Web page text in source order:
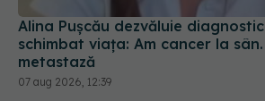
07 aug 2026, 12:39